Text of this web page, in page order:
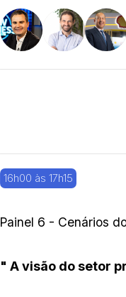
16h00 às 17h15
Painel 6 - Cenários
" A visão do setor